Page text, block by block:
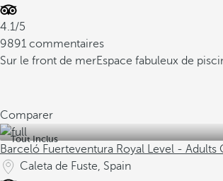
4.1/5
9891 commentaires
Sur le front de merEspace fabuleux de
Comparer
Tout Inclus
Barceló Fuerteventura Royal Level - Adults
Caleta de Fuste, Spain